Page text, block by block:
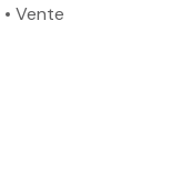
Vente